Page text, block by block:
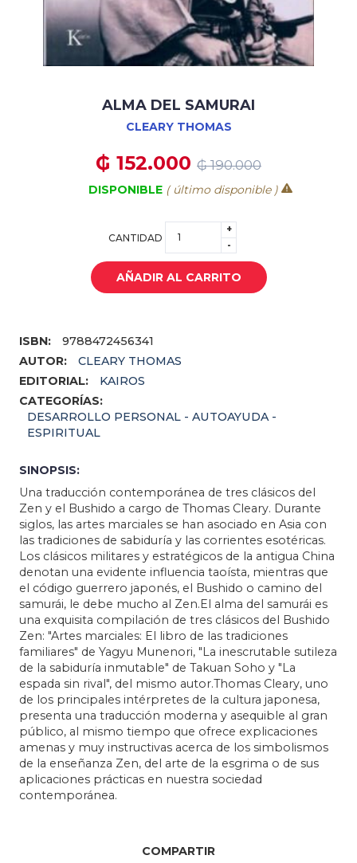
ALMA DEL SAMURAI
CLEARY THOMAS
₲ 152.000 ₲ 190.000
DISPONIBLE ( último disponible )
CANTIDAD
+
-
AÑADIR AL CARRITO
ISBN:
9788472456341
AUTOR:
CLEARY THOMAS
EDITORIAL:
KAIROS
CATEGORÍAS:
DESARROLLO PERSONAL - AUTOAYUDA -
ESPIRITUAL
SINOPSIS:
Una traducción contemporánea de tres clásicos del
Zen y el Bushido a cargo de Thomas Cleary. Durante
siglos, las artes marciales se han asociado en Asia con
las tradiciones de sabiduría y las corrientes esotéricas.
Los clásicos militares y estratégicos de la antigua China
denotan una evidente influencia taoísta, mientras que
el código guerrero japonés, el Bushido o camino del
samurái, le debe mucho al Zen.El alma del samurái es
una exquisita compilación de tres clásicos del Bushido
Zen: "Artes marciales: El libro de las tradiciones
familiares" de Yagyu Munenori, "La inescrutable sutileza
de la sabiduría inmutable" de Takuan Soho y "La
espada sin rival", del mismo autor.Thomas Cleary, uno
de los principales intérpretes de la cultura japonesa,
presenta una traducción moderna y asequible al gran
público, al mismo tiempo que ofrece explicaciones
amenas y muy instructivas acerca de los simbolismos
de la enseñanza Zen, del arte de la esgrima o de sus
aplicaciones prácticas en nuestra sociedad
contemporánea.
COMPARTIR